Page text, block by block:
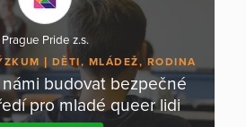
Prague Pride z.s.
DĚTI, MLÁDEŽ, RODINA
budovat bezpečné
pro mladé queer lidi